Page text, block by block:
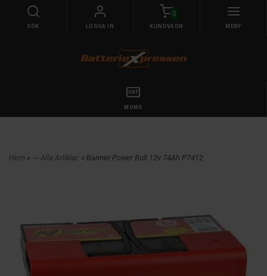
SÖK LOGGA IN
0
KUNDVAGN MENY
MOMS
Hem » --- Alla Artiklar » Banner Power Bull 12v 74Ah P7412